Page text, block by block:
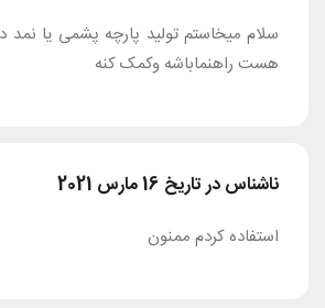
سلام میخاستم تولید پارچه پشمی یا
هست راهنماباشه وکمک کنه
ناشناس در تاریخ 16 مارس 2021
استفاده کردم ممنون